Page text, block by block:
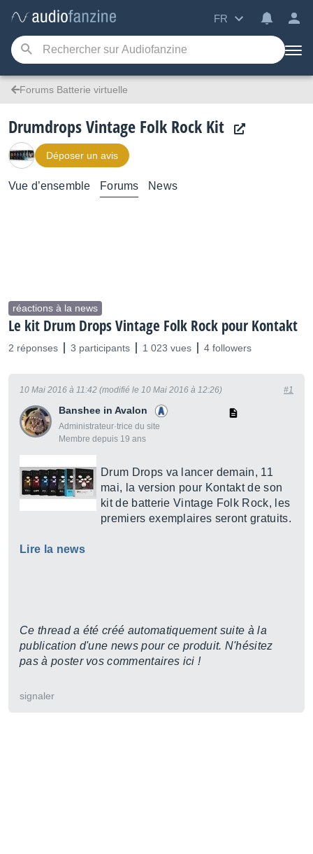
FR
Forums Batterie virtuelle
Drumdrops Vintage Folk Rock Kit
Déposer un avis
Vue d’ensemble Forums News
réactions à la news
Le kit Drum Drops Vintage Folk Rock pour Kontakt
2 réponses 3 participants 1 023 vues 4 followers
Banshee in Avalon
Administrateur·trice du site
Membre depuis 19 ans
10 Mai 2016 à 11:42 (modifié le 10 Mai 2016 à 12:26) #1
Drum Drops va lancer demain, 11
mai, la version pour Kontakt de son
kit de batterie Vintage Folk Rock, les
premiers exemplaires seront gratuits.
Lire la news
Ce thread a été créé automatiquement suite à la
publication d'une news pour ce produit. N'hésitez
pas à poster vos commentaires ici !
signaler